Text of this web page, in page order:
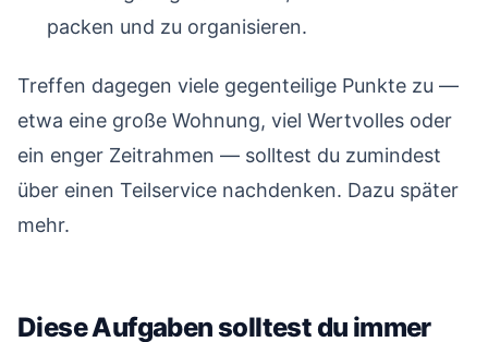
packen und zu organisieren.
Treffen dagegen viele gegenteilige Punkte zu —
etwa eine große Wohnung, viel Wertvolles oder
ein enger Zeitrahmen — solltest du zumindest
über einen Teilservice nachdenken. Dazu später
mehr.
Diese Aufgaben solltest du immer